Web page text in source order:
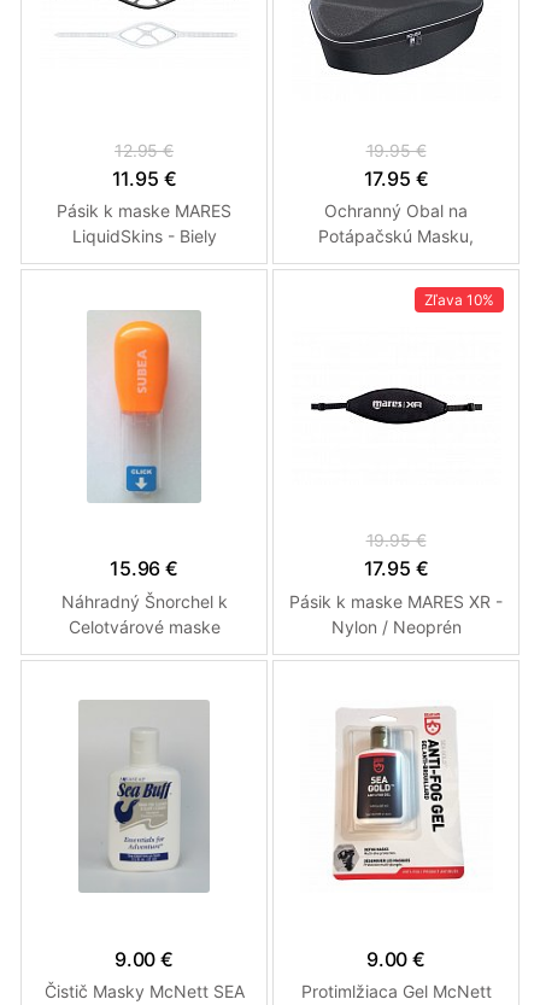
12.95 €
11.95 €
Pásik k maske MARES
LiquidSkins - Biely
19.95 €
17.95 €
Ochranný Obal na
Potápačskú Masku,
Svietidlo a td. MARES
SHELL OVÁL
15.96 €
Náhradný Šnorchel k
Celotvárové maske
Zľava 10%
19.95 €
17.95 €
Pásik k maske MARES XR -
Nylon / Neoprén
9.00 €
Čistič Masky McNett SEA
9.00 €
Protimlžiaca Gel McNett